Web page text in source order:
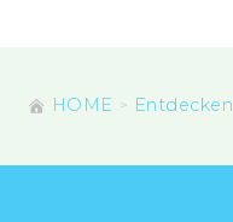
HOME Entdecken